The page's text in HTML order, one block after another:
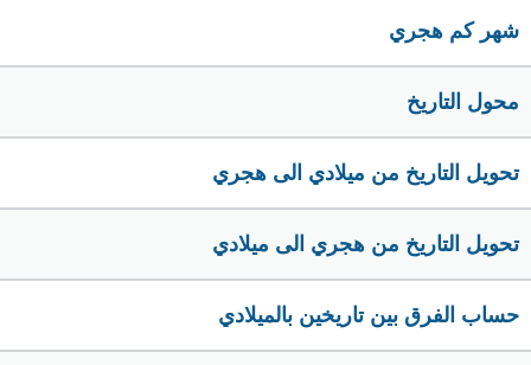
شهر كم هجري
محول التاريخ
تحويل التاريخ من ميلادي الى هجري
تحويل التاريخ من هجري الى ميلادي
حساب الفرق بين تاريخين بالميلادي